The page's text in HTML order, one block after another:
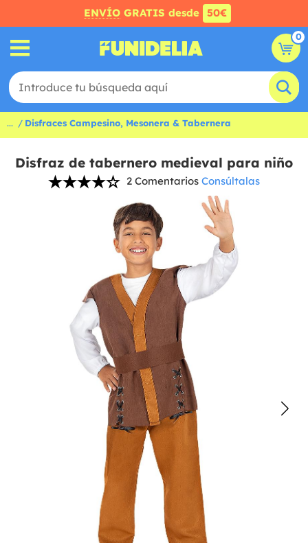
ENVÍO GRATIS desde 50€
0
... Disfraces Campesino, Mesonera & Tabernera
Disfraz de tabernero medieval para niño
2 Comentarios Consúltalas